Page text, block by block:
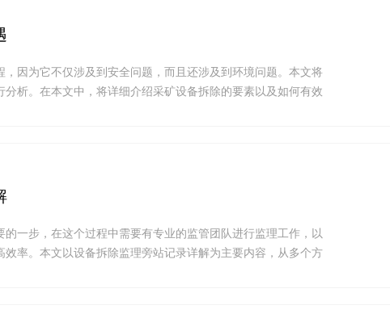
因为它不仅涉及到安全问题，而且还涉及到环境问题。本文将
析。在本文中，将详细介绍采矿设备拆除的要素以及如何有效
一步，在这个过程中需要有专业的监管团队进行监理工作，以
率。本文以设备拆除监理旁站记录详解为主要内容，从多个方